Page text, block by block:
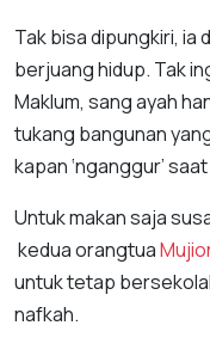
Tak bisa dipungkiri, ia
berjuang hidup. Tak
Maklum, sang ayah
tukang bangunan
kapan ‘nganggur’
Untuk makan saja
kedua orangtua
untuk tetap
nafkah.